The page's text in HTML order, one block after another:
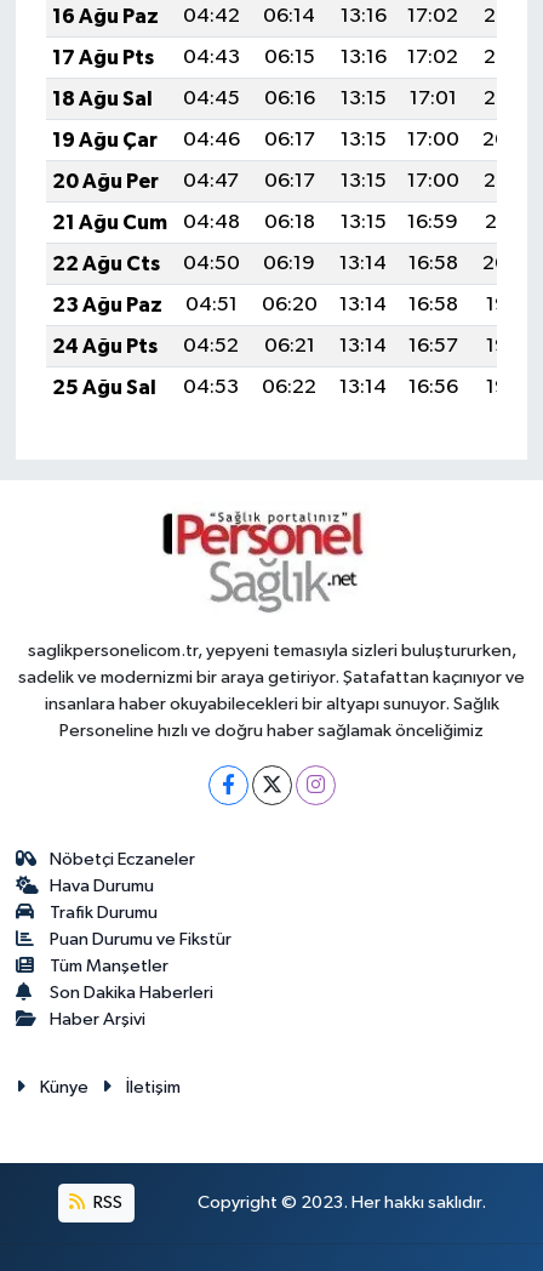
16 Ağu Paz
04:42 06:14 13:16 17:02
20:08
17 Ağu Pts
04:43 06:15 13:16 17:02
20:06
18 Ağu Sal
04:45 06:16 13:15 17:01
20:05
19 Ağu Çar
04:46 06:17 13:15 17:00
20:04
20 Ağu Per
04:47 06:17 13:15 17:00
20:02
21 Ağu Cum
04:48 06:18 13:15 16:59
20:01
22 Ağu Cts
04:50 06:19 13:14 16:58
20:00
23 Ağu Paz
04:51 06:20 13:14 16:58
19:58
24 Ağu Pts
04:52 06:21 13:14 16:57
19:57
25 Ağu Sal
04:53 06:22 13:14 16:56 19:55
saglikpersonelicom.tr, yepyeni temasıyla sizleri buluştururken,
sadelik ve modernizmi bir araya getiriyor. Şatafattan kaçınıyor ve
insanlara haber okuyabilecekleri bir altyapı sunuyor. Sağlık
Personeline hızlı ve doğru haber sağlamak önceliğimiz
Nöbetçi Eczaneler
Hava Durumu
Trafik Durumu
Puan Durumu ve Fikstür
Tüm Manşetler
Son Dakika Haberleri
Haber Arşivi
Künye İletişim
RSS Copyright © 2023. Her hakkı saklıdır.